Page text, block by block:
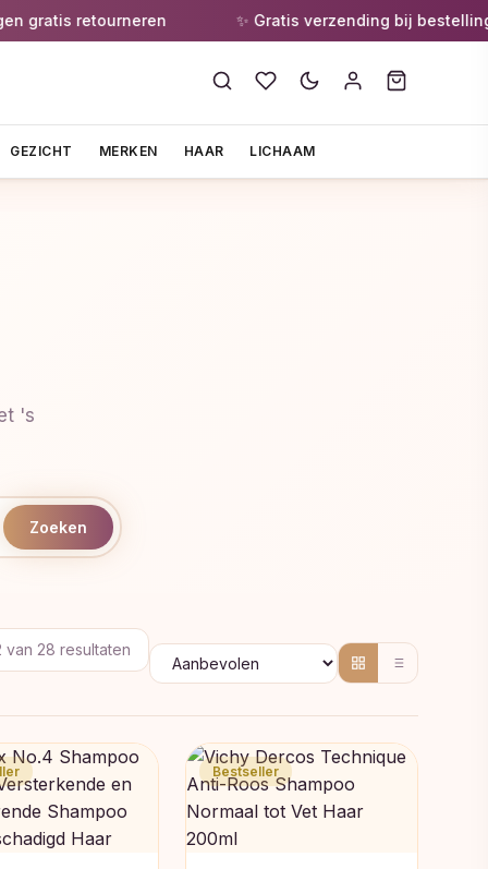
retourneren ✨ Gratis verzending bij bestellingen
GEZICHT MERKEN HAAR LICHAAM
's
Zoeken
van 28 resultaten Gesorteerd
op
Bestseller